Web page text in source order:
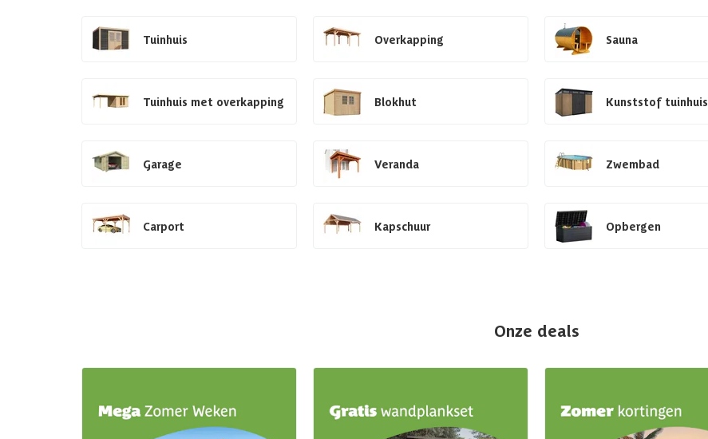
Tuinhuis Overkapping Sauna
Tuinhuis met overkapping Blokhut Kunststof tuinhuis
Garage Veranda Zwembad
Carport Kapschuur Opbergen
Onze deals